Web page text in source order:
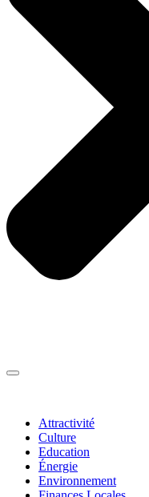
Attractivité
Culture
Education
Énergie
Environnement